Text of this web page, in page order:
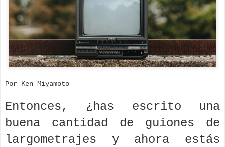
Por Ken Miyamoto
Entonces, ¿has escrito una
buena cantidad de guiones de
largometrajes y ahora estás